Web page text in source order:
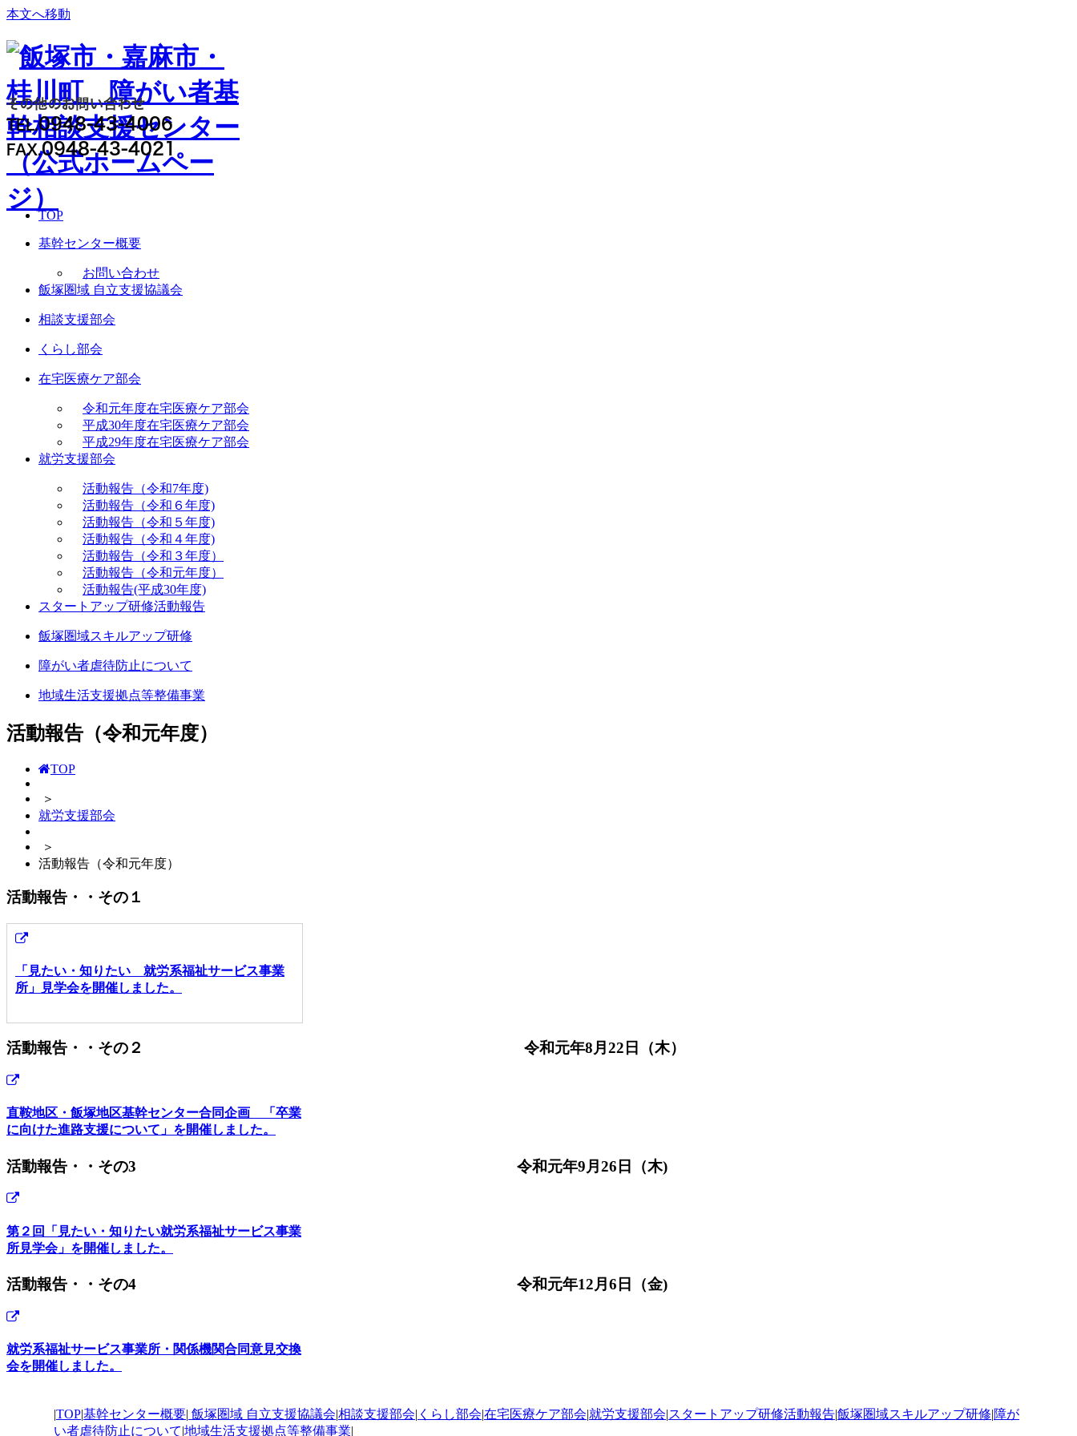
本文へ移動
その他のお問い合わせ
TEL.0948-43-4006
FAX.0948-43-4021
TOP
基幹センター概要
お問い合わせ
飯塚圏域 自立支援協議会
相談支援部会
くらし部会
在宅医療ケア部会
令和元年度在宅医療ケア部会
平成30年度在宅医療ケア部会
平成29年度在宅医療ケア部会
就労支援部会
活動報告（令和7年度)
活動報告（令和６年度)
活動報告（令和５年度)
活動報告（令和４年度)
活動報告（令和３年度）
活動報告（令和元年度）
活動報告(平成30年度)
スタートアップ研修活動報告
飯塚圏域スキルアップ研修
障がい者虐待防止について
地域生活支援拠点等整備事業
活動報告（令和元年度）
TOP
＞
就労支援部会
＞
活動報告（令和元年度）
活動報告・・その１
「見たい・知りたい 就労系福祉サービス事業
所」見学会を開催しました。
活動報告・・その２ 令和元年8月22日（木）
直鞍地区・飯塚地区基幹センター合同企画 「卒業
に向けた進路支援について」を開催しました。
活動報告・・その3 令和元年9月26日（木)
第２回「見たい・知りたい就労系福祉サービス事業
所見学会」を開催しました。
活動報告・・その4 令和元年12月6日（金)
就労系福祉サービス事業所・関係機関合同意見交換
会を開催しました。
|TOP|基幹センター概要| 飯塚圏域 自立支援協議会|相談支援部会| くらし部会|在宅医療ケア部会|就労支援部会|スタートアップ研修活動報告|飯塚圏域スキルアップ研修|障が
い者虐待防止について|地域生活支援拠点等整備事業|